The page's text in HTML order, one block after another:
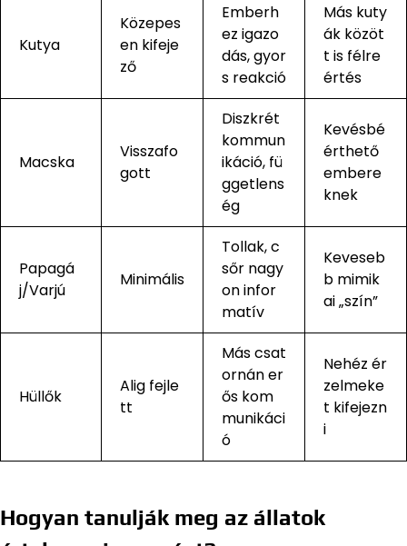
Kutya
Közepes
en kifeje
ző
Emberh
ez igazo
dás, gyor
s reakció
Más kuty
ák közöt
t is félre
értés
Macska
Visszafo
gott
Diszkrét
kommun
ikáció, fü
ggetlens
ég
Kevésbé
érthető
embere
knek
Papagá
j/Varjú
Minimális
Tollak, c
sőr nagy
on infor
matív
Keveseb
b mimik
ai „szín”
Hüllők
Alig fejle
tt
Más csat
ornán er
ős kom
munikáci
ó
Nehéz ér
zelmeke
t kifejezn
i
Hogyan tanulják meg az állatok